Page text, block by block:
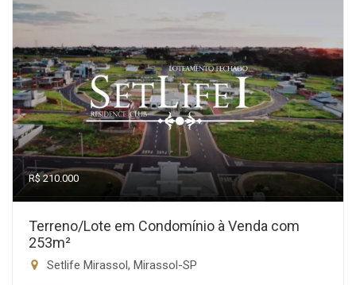
R$ 210.000
Terreno/Lote em Condomínio à Venda com
253m²
Setlife Mirassol, Mirassol-SP